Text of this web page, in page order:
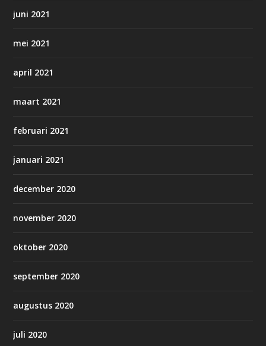
juni 2021
mei 2021
april 2021
maart 2021
februari 2021
januari 2021
december 2020
november 2020
oktober 2020
september 2020
augustus 2020
juli 2020